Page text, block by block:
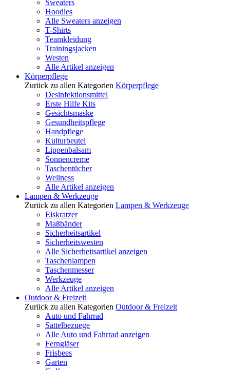
Sweaters
Hoodies
Alle Sweaters anzeigen
T-Shirts
Teamkleidung
Trainingsjacken
Westen
Alle Artikel anzeigen
Körperpflege
Zurück zu allen Kategorien Körperpflege
Desinfektionsmittel
Erste Hilfe Kits
Gesichtsmaske
Gesundheitspflege
Handpflege
Kulturbeutel
Lippenbalsam
Sonnencreme
Taschentücher
Wellness
Alle Artikel anzeigen
Lampen & Werkzeuge
Zurück zu allen Kategorien Lampen & Werkzeuge
Eiskratzer
Maßbänder
Sicherheitsartikel
Sicherheitswesten
Alle Sicherheitsartikel anzeigen
Taschenlampen
Taschenmesser
Werkzeuge
Alle Artikel anzeigen
Outdoor & Freizeit
Zurück zu allen Kategorien Outdoor & Freizeit
Auto und Fahrrad
Sattelbezuege
Alle Auto und Fahrrad anzeigen
Ferngläser
Frisbees
Garten